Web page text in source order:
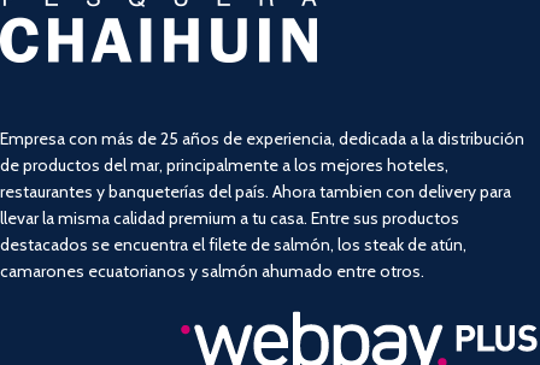
Empresa con más de 25 años de experiencia, dedicada a la distribución
de productos del mar, principalmente a los mejores hoteles,
restaurantes y banqueterías del país. Ahora tambien con delivery para
llevar la misma calidad premium a tu casa. Entre sus productos
destacados se encuentra el filete de salmón, los steak de atún,
camarones ecuatorianos y salmón ahumado entre otros.